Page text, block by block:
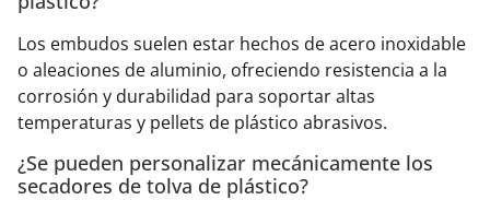
Los embudos suelen estar hechos de acero inoxidable
o aleaciones de aluminio, ofreciendo resistencia a la
corrosión y durabilidad para soportar altas
temperaturas y pellets de plástico abrasivos.
¿Se pueden personalizar mecánicamente los
secadores de tolva de plástico?